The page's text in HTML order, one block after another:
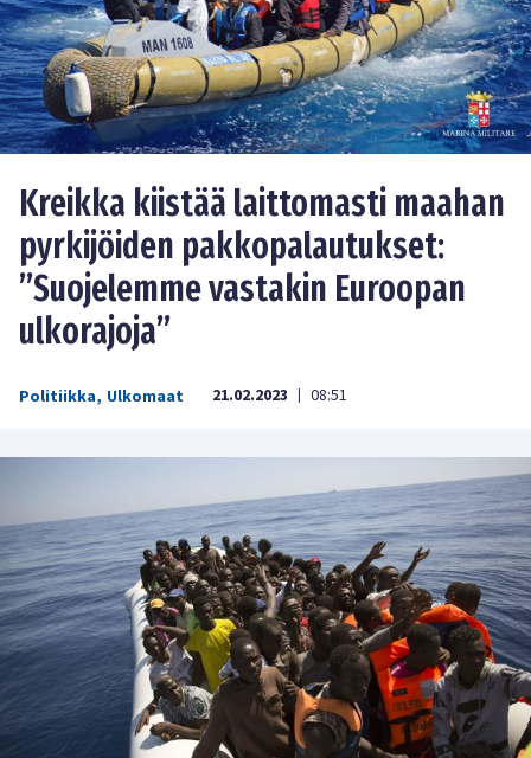
Kreikka kiistää laittomasti maahan
pyrkijöiden pakkopalautukset:
”Suojelemme vastakin Euroopan
ulkorajoja”
Politiikka, Ulkomaat 21.02.2023 | 08:51